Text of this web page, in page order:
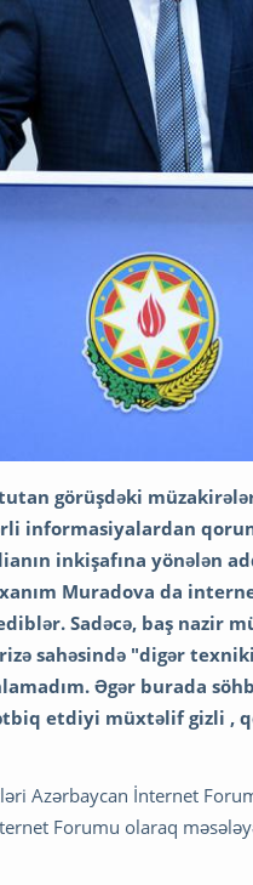
tutan görüşdəki
informasiyalardan
inkişafına yönələn
Muradova da
Sadəcə, baş nazir
sahəsində "digər
Əgər burada
etdiyi müxtəlif gizli ,
Azərbaycan İnternet
Forumu olaraq